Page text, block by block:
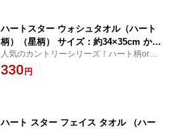
ハートスター ウォシュタオル（ハート
柄）（星柄） サイズ：約34×35cm かわ
いいタオル カントリー柄 星条旗カント
リー アメリカン テイスト カントリー雑
人気のカントリーシリーズ！ハート柄orス
ター柄、どちらがお好み？
330 円
ハート スター フェイス タオル （ハー